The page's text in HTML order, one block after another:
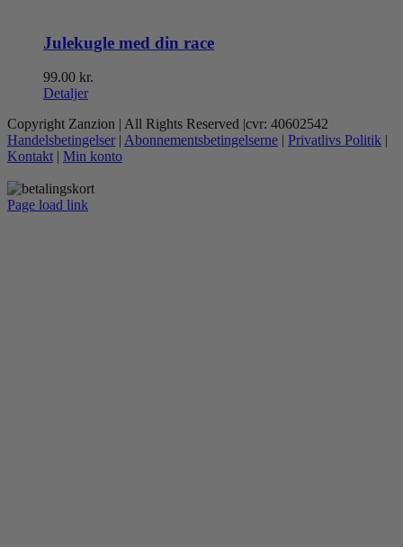
Julekugle med din race
99.00 kr.
Detaljer
Copyright Zanzion | All Rights Reserved |cvr: 40602542
Handelsbetingelser | Abonnementsbetingelserne | Privatlivs Politik |
Kontakt | Min konto
Page load link